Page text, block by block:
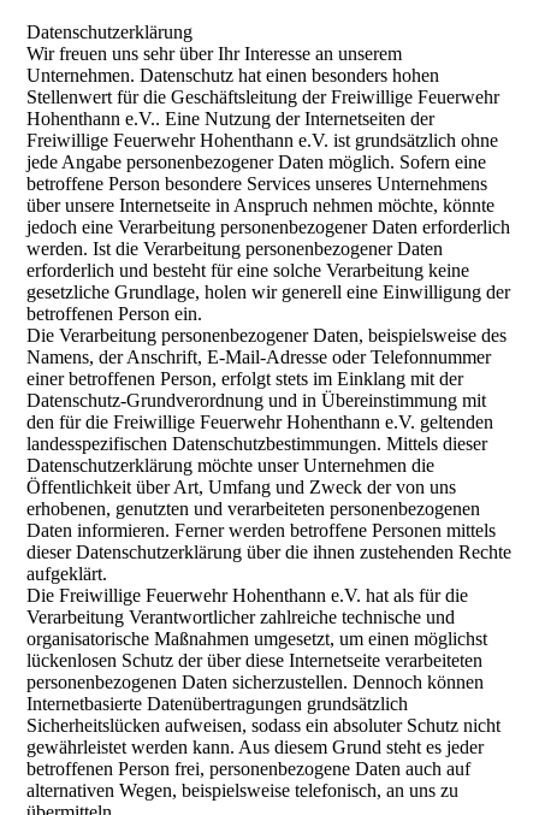
Datenschutzerklärung
Wir freuen uns sehr über Ihr Interesse an unserem
Unternehmen. Datenschutz hat einen besonders hohen
Stellenwert für die Geschäftsleitung der Freiwillige Feuerwehr
Hohenthann e.V.. Eine Nutzung der Internetseiten der
Freiwillige Feuerwehr Hohenthann e.V. ist grundsätzlich ohne
jede Angabe personenbezogener Daten möglich. Sofern eine
betroffene Person besondere Services unseres Unternehmens
über unsere Internetseite in Anspruch nehmen möchte, könnte
jedoch eine Verarbeitung personenbezogener Daten erforderlich
werden. Ist die Verarbeitung personenbezogener Daten
erforderlich und besteht für eine solche Verarbeitung keine
gesetzliche Grundlage, holen wir generell eine Einwilligung der
betroffenen Person ein.
Die Verarbeitung personenbezogener Daten, beispielsweise des
Namens, der Anschrift, E-Mail-Adresse oder Telefonnummer
einer betroffenen Person, erfolgt stets im Einklang mit der
Datenschutz-Grundverordnung und in Übereinstimmung mit
den für die Freiwillige Feuerwehr Hohenthann e.V. geltenden
landesspezifischen Datenschutzbestimmungen. Mittels dieser
Datenschutzerklärung möchte unser Unternehmen die
Öffentlichkeit über Art, Umfang und Zweck der von uns
erhobenen, genutzten und verarbeiteten personenbezogenen
Daten informieren. Ferner werden betroffene Personen mittels
dieser Datenschutzerklärung über die ihnen zustehenden Rechte
aufgeklärt.
Die Freiwillige Feuerwehr Hohenthann e.V. hat als für die
Verarbeitung Verantwortlicher zahlreiche technische und
organisatorische Maßnahmen umgesetzt, um einen möglichst
lückenlosen Schutz der über diese Internetseite verarbeiteten
personenbezogenen Daten sicherzustellen. Dennoch können
Internetbasierte Datenübertragungen grundsätzlich
Sicherheitslücken aufweisen, sodass ein absoluter Schutz nicht
gewährleistet werden kann. Aus diesem Grund steht es jeder
betroffenen Person frei, personenbezogene Daten auch auf
alternativen Wegen, beispielsweise telefonisch, an uns zu